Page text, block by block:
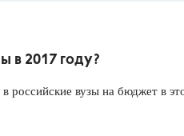
в 2017 году?
российские вузы на бюджет в